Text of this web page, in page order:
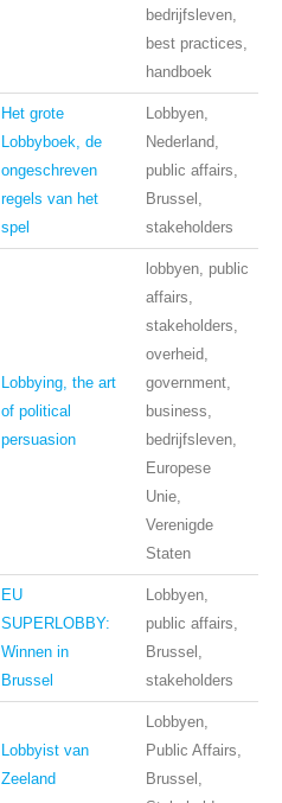
bedrijfsleven,
best practices,
handboek
Het grote
Lobbyboek, de
ongeschreven
regels van het
spel
Lobbyen,
Nederland,
public affairs,
Brussel,
stakeholders
Lobbying, the art
of political
persuasion
lobbyen, public
affairs,
stakeholders,
overheid,
government,
business,
bedrijfsleven,
Europese
Unie,
Verenigde
Staten
EU
SUPERLOBBY:
Winnen in
Brussel
Lobbyen,
public affairs,
Brussel,
stakeholders
Lobbyist van
Zeeland
Lobbyen,
Public Affairs,
Brussel,